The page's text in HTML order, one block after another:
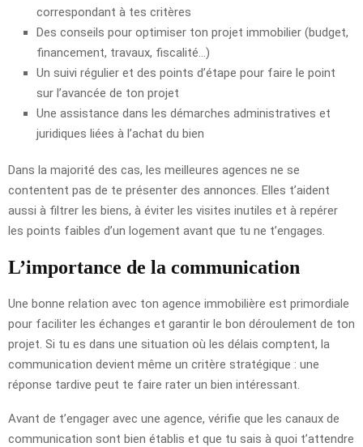
correspondant à tes critères
Des conseils pour optimiser ton projet immobilier (budget,
financement, travaux, fiscalité…)
Un suivi régulier et des points d’étape pour faire le point
sur l’avancée de ton projet
Une assistance dans les démarches administratives et
juridiques liées à l’achat du bien
Dans la majorité des cas, les meilleures agences ne se
contentent pas de te présenter des annonces. Elles t’aident
aussi à filtrer les biens, à éviter les visites inutiles et à repérer
les points faibles d’un logement avant que tu ne t’engages.
L’importance de la communication
Une bonne relation avec ton agence immobilière est primordiale
pour faciliter les échanges et garantir le bon déroulement de ton
projet. Si tu es dans une situation où les délais comptent, la
communication devient même un critère stratégique : une
réponse tardive peut te faire rater un bien intéressant.
Avant de t’engager avec une agence, vérifie que les canaux de
communication sont bien établis et que tu sais à quoi t’attendre